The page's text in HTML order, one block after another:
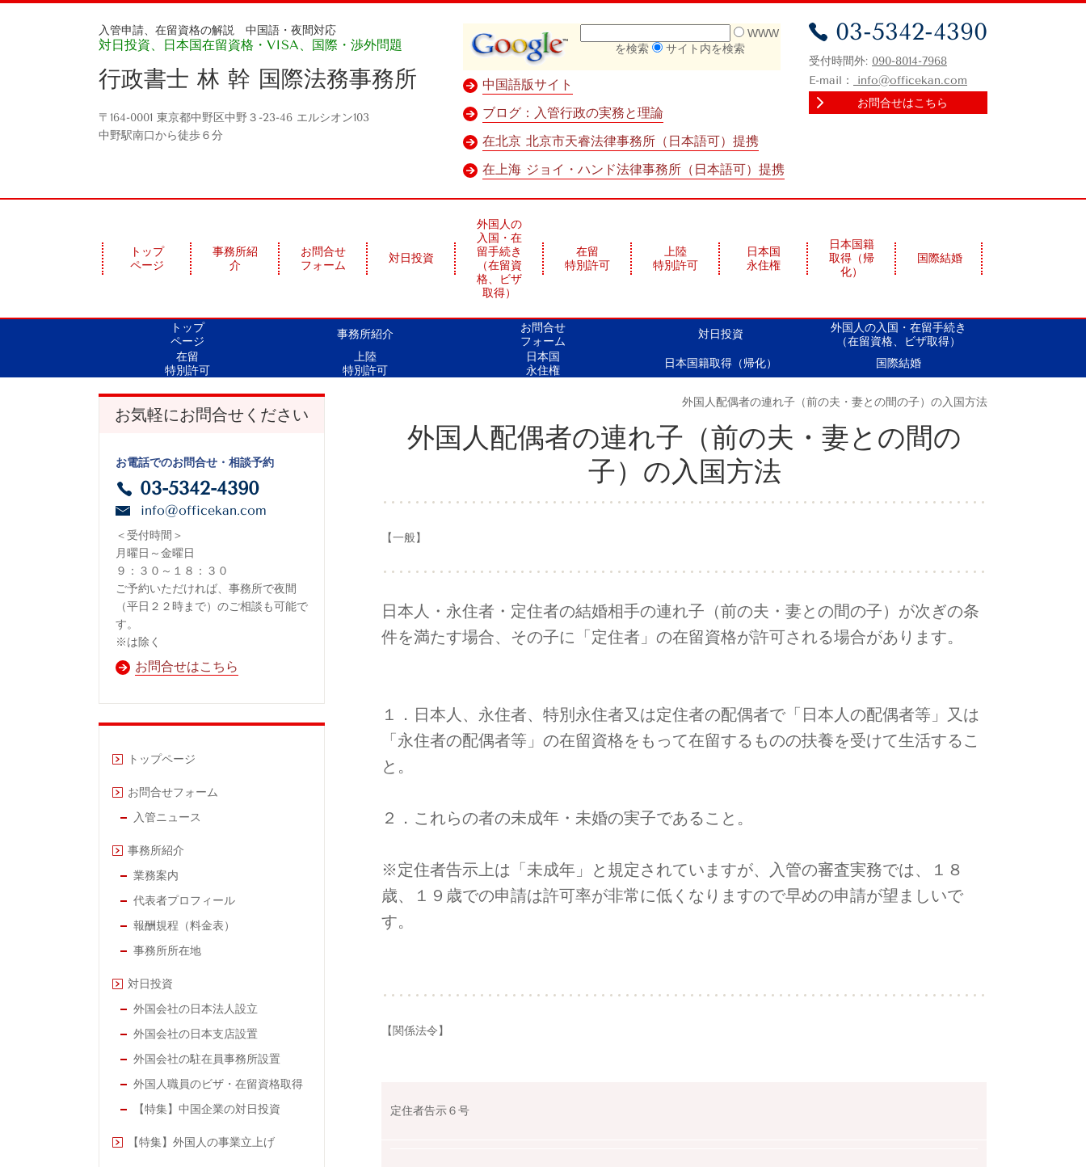
入管申請、在留資格の解説 中国語・夜間対応
対日投資、日本国在留資格・VISA、国際・渉外問題
行政書士 林 幹 国際法務事務所
〒164-0001 東京都中野区中野３-23-46 エルシオン103
中野駅南口から徒歩６分
WWW
を検索
サイト内を検索
中国語版サイト
ブログ：入管行政の実務と理論
在北京 北京市天睿法律事務所（日本語可）提携
在上海 ジョイ・ハンド法律事務所（日本語可）提携
03-5342-4390
受付時間外: 090-8014-7968
E-mail：
info@officekan.com
お問合せはこちら
トップ
ページ
事務所紹
介
お問合せ
フォーム
対日投資
外国人の
入国・在
留手続き
（在留資
格、ビザ
取得）
在留
特別許可
上陸
特別許可
日本国
永住権
日本国籍
取得（帰
化）
国際結婚
トップ
ページ
事務所紹介
お問合せ
フォーム
対日投資
外国人の入国・在留手続き
（在留資格、ビザ取得）
在留
特別許可
上陸
特別許可
日本国
永住権
日本国籍取得（帰化） 国際結婚
外国人配偶者の連れ子（前の夫・妻との間の子）の入国方法
外国人配偶者の連れ子（前の夫・妻との間の
子）の入国方法
【一般】
日本人・永住者・定住者の結婚相手の連れ子（前の夫・妻との間の子）が次ぎの条
件を満たす場合、その子に「定住者」の在留資格が許可される場合があります。
１． 日本人、永住者、特別永住者又は定住者の配偶者で「日本人の配偶者等」又は
「永住者の配偶者等」の在留資格をもって在留するものの扶養を受けて生活するこ
と。
２．これらの者の未成年・未婚の実子であること。
※定住者告示上は「未成年」と規定されていますが、入管の審査実務では、１８
歳、１９歳での申請は許可率が非常に低くなりますので早めの申請が望ましいで
す。
【関係法令】
定住者告示６号
お気軽にお問合せください
お電話でのお問合せ・相談予約
03-5342-4390
info@officekan.com
＜受付時間＞
月曜日～金曜日
９：３０～１８：３０
ご予約いただければ、事務所で夜間
（平日２２時まで）のご相談も可能で
す。
※は除く
お問合せはこちら
トップページ
お問合せフォーム
入管ニュース
事務所紹介
業務案内
代表者プロフィール
報酬規程（料金表）
事務所所在地
対日投資
外国会社の日本法人設立
外国会社の日本支店設置
外国会社の駐在員事務所設置
外国人職員のビザ・在留資格取得
【特集】中国企業の対日投資
【特集】外国人の事業立上げ